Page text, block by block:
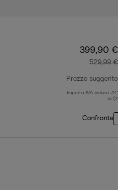
399,90 €
529,99 €
Prezzo suggerito
Importo IVA incluso
di
Confronta